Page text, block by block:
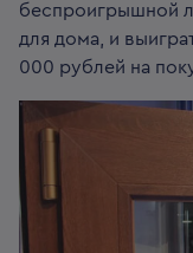
беспроигрышной
для дома, и
000 рублей на